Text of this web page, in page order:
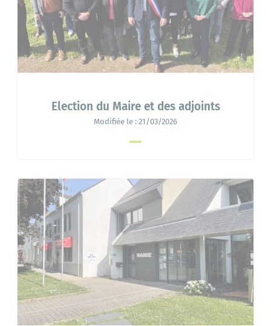
Election du Maire et des adjoints
Modifiée le : 21/03/2026